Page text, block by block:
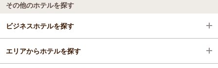
その他のホテルを探す
ビジネスホテルを探す
新潟県
エリアからホテルを探す